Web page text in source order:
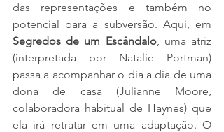
das representações e também no
Segredos de um Escândalo, uma atriz
(interpretada por Natalie Portman)
passa a acompanhar o dia a dia de uma
dona de casa (Julianne Moore,
colaboradora habitual de Haynes) que
ela irá retratar em uma adaptação. O